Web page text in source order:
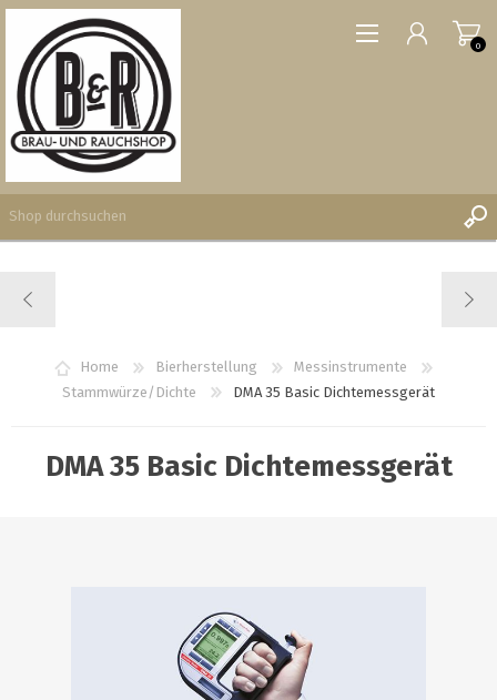
WUNSCHLISTE
0
0
Home Bierherstellung
Messinstrumente
Stammwürze/Dichte
DMA 35 Basic Dichtemessgerät
DMA 35 Basic Dichtemessgerät